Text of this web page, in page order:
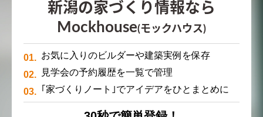
新潟の家づくり情報なら
Mockhouse(モックハウス)
お気に入りのビルダーや建築実例を保存
見学会の予約履歴を一覧で管理
｢家づくりノート｣でアイデアをひとまとめに